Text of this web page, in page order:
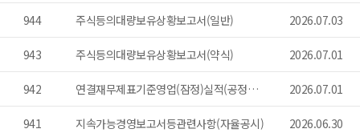
944 주식등의대량보유상황보고서(일반) 2026.07.03
943 주식등의대량보유상황보고서(약식) 2026.07.01
942 연결재무제표기준영업(잠정)실적(공정공시) 2026.07.01
941 지속가능경영보고서등관련사항(자율공시) 2026.06.30